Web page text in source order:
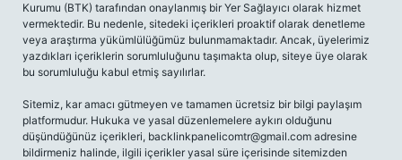
Kurumu (BTK) tarafından onaylanmış bir Yer Sağlayıcı olarak hizmet
vermektedir. Bu nedenle, sitedeki içerikleri proaktif olarak denetleme
veya araştırma yükümlülüğümüz bulunmamaktadır. Ancak, üyelerimiz
yazdıkları içeriklerin sorumluluğunu taşımakta olup, siteye üye olarak
bu sorumluluğu kabul etmiş sayılırlar.
Sitemiz, kar amacı gütmeyen ve tamamen ücretsiz bir bilgi paylaşım
platformudur. Hukuka ve yasal düzenlemelere aykırı olduğunu
düşündüğünüz içerikleri, backlinkpanelicomtr@gmail.com adresine
bildirmeniz halinde, ilgili içerikler yasal süre içerisinde sitemizden